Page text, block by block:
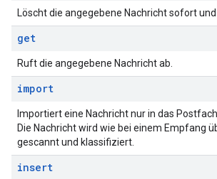
Löscht die angegebene Nachricht sofort und
get
Ruft die angegebene Nachricht ab.
import
Importiert eine Nachricht nur in das
Die Nachricht wird wie bei einem Empfang
gescannt und klassifiziert.
insert